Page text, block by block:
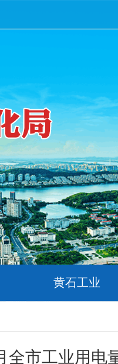
黄石工业
全市工业用电